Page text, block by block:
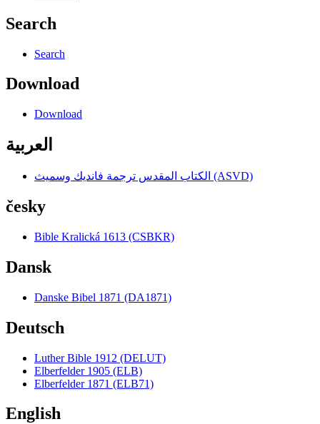
Search
Search
Download
Download
العربية
الكتاب المقدس ترجمة فانديك وسميث (ASVD)
česky
Bible Kralická 1613 (CSBKR)
Dansk
Danske Bibel 1871 (DA1871)
Deutsch
Luther Bible 1912 (DELUT)
Elberfelder 1905 (ELB)
Elberfelder 1871 (ELB71)
English